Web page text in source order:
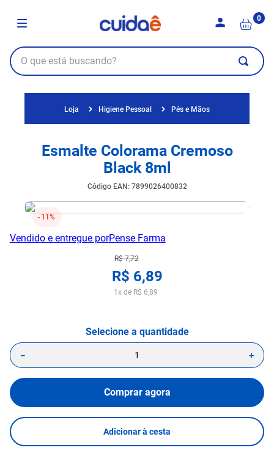
0
Higiene Pessoal Pés e Mãos
Esmalte Colorama Cremoso
Black 8ml
Código EAN : 7899026400832
11%
Vendido e entregue porPense Farma
1 x de R$ 6,89
R$ 6,89
R$ 7,72
＋
－
Comprar agora
Adicionar à cesta